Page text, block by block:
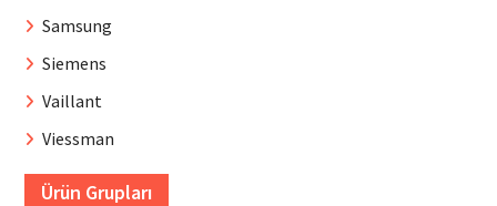
Samsung
Siemens
Vaillant
Viessman
Ürün Grupları